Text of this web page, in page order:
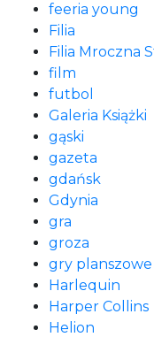
feeria young
Filia
Filia Mroczna
film
futbol
Galeria Książki
gąski
gazeta
gdańsk
Gdynia
gra
groza
gry planszowe
Harlequin
Harper Collins
Helion